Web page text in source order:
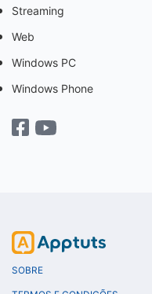
Streaming
Web
Windows PC
Windows Phone
SOBRE